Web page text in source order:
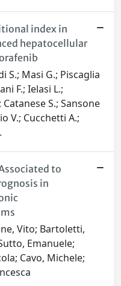
index in
hepatocellular
S.; Masi G.; Piscaglia
F.; Ielasi L.;
Catanese S.; Sansone
V.; Cucchetti A.;
to
in
Vito; Bartoletti,
Emanuele;
Cavo, Michele;